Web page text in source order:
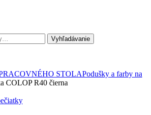
Vyhľadávanie
STOLAPodušky a farby na
COLOP R40 čierna